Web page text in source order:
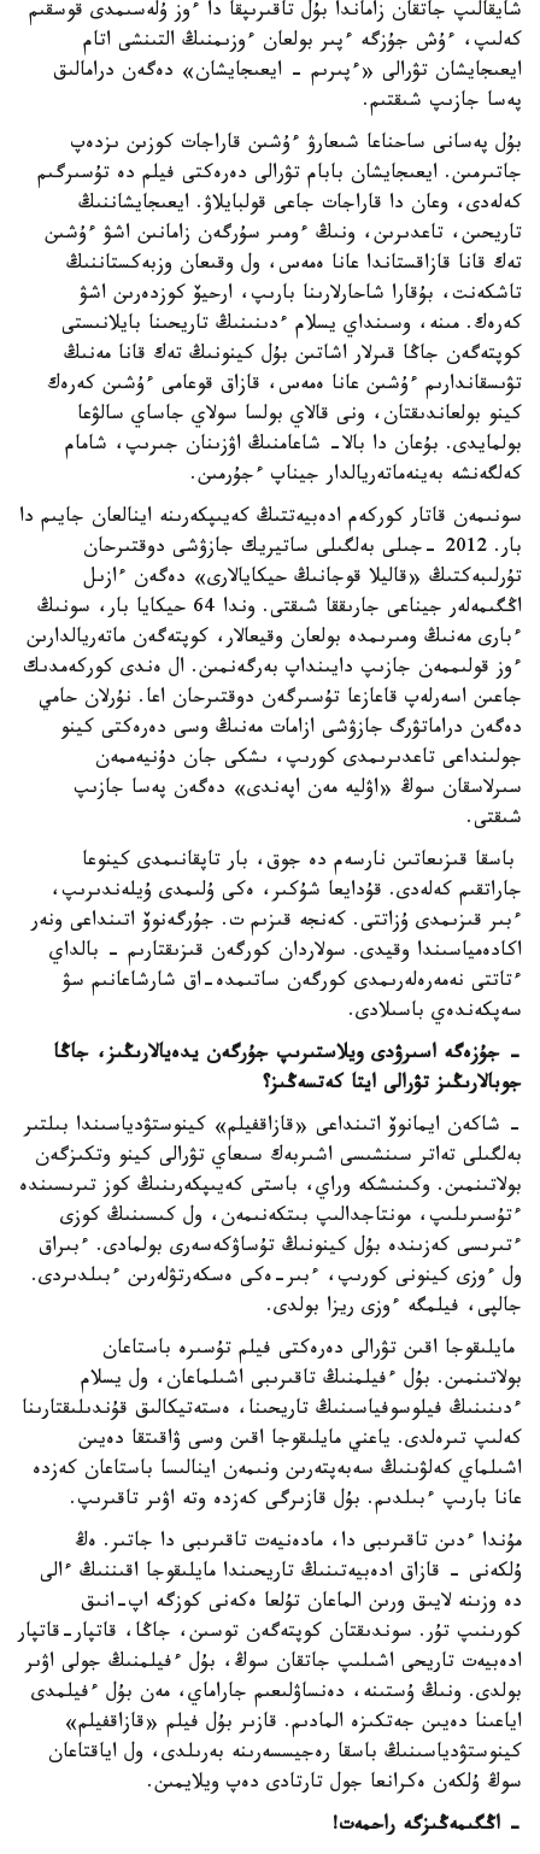
شايقالىپ جاتقان زاماندا بۇل تاقىرىپقا دا ءوز ۇلەسىمدى قوسقىم
كەلىپ، ءۇش جۇزگە ءپىر بولعان ءوزىمنىڭ التىنشى اتام
ايعىجايشان تۋرالى «ءپىرىم - ايعىجايشان» دەگەن درامالىق
پەسا جازىپ شىقتىم.
بۇل پەسانى ساحناعا شىعارۋ ءۇشىن قاراجات كوزىن ىزدەپ
جاتىرمىن. ايعىجايشان بابام تۋرالى دەرەكتى فيلم دە تۇسىرگىم
كەلەدى، وعان دا قاراجات جاعى قولبايلاۋ. ايعىجايشاننىڭ
تاريحىن، تاعدىرىن، ونىڭ ءومىر سۇرگەن زامانىن اشۋ ءۇشىن
تەك قانا قازاقستاندا عانا ەمەس، ول وقىعان وزبەكستاننىڭ
تاشكەنت، بۇقارا شاحارلارىنا بارىپ، ارحيۆ كوزدەرىن اشۋ
كەرەك. مىنە، وسىنداي يسلام ءدىنىنىڭ تاريحىنا بايلانىستى
كوپتەگەن جاڭا قىرلار اشاتىن بۇل كينونىڭ تەك قانا مەنىڭ
تۋىسقاندارىم ءۇشىن عانا ەمەس، قازاق قوعامى ءۇشىن كەرەك
كينو بولعاندىقتان، ونى قالاي بولسا سولاي جاساي سالۋعا
بولمايدى. بۇعان دا بالا- شاعامنىڭ اۋزىنان جىرىپ، شامام
كەلگەنشە بەينەماتەريالدار جيناپ ءجۇرمىن.
سونىمەن قاتار كوركەم ادەبيەتتىڭ كەيىپكەرىنە اينالعان جايىم دا
بار. 2012 -جىلى بەلگىلى ساتيريك جازۋشى دوقتىرحان
تۇرلىبەكتىڭ «قاليلا قوجانىڭ حيكايالارى» دەگەن ءازىل
اڭگىمەلەر جيناعى جارىققا شىقتى. وندا 64 حيكايا بار، سونىڭ
ءبارى مەنىڭ ومىرىمدە بولعان وقيعالار، كوپتەگەن ماتەريالدارىن
ءوز قولىممەن جازىپ دايىنداپ بەرگەنمىن. ال ەندى كوركەمدىك
جاعىن اسەرلەپ قاعازعا تۇسىرگەن دوقتىرحان اعا. نۇرلان حامي
دەگەن دراماتۋرگ جازۋشى ازامات مەنىڭ وسى دەرەكتى كينو
جولىنداعى تاعدىرىمدى كورىپ، ىشكى جان دۇنيەممەن
سىرلاسقان سوڭ «اۋليە مەن اپەندى» دەگەن پەسا جازىپ
شىقتى.
باسقا قىزىعاتىن نارسەم دە جوق، بار تاپقانىمدى كينوعا
جاراتقىم كەلەدى. قۇدايعا شۇكىر، ەكى ۇلىمدى ۇيلەندىرىپ،
ءبىر قىزىمدى ۇزاتتى. كەنجە قىزىم ت. جۇرگەنوۆ اتىنداعى ونەر
اكادەمياسىندا وقيدى. سولاردان كورگەن قىزىقتارىم - بالداي
ءتاتتى نەمەرەلەرىمدى كورگەن ساتىمدە-اق شارشاعانىم سۋ
سەپكەندەي باسىلادى.
- جۇزەگە اسىرۋدى ويلاستىرىپ جۇرگەن يدەيالارىڭىز، جاڭا
جوبالارىڭىز تۋرالى ايتا كەتسەڭىز؟
- شاكەن ايمانوۆ اتىنداعى «قازاقفيلم» كينوستۋدياسىندا بىلتىر
بەلگىلى تەاتر سىنشىسى اشىربەك سىعاي تۋرالى كينو وتكىزگەن
بولاتىنمىن. وكىنىشكە وراي، باستى كەيىپكەرىنىڭ كوز تىرىسىندە
ءتۇسىرىلىپ، مونتاجدالىپ بىتكەنىمەن، ول كىسىنىڭ كوزى
ءتىرىسى كەزىندە بۇل كينونىڭ تۇساۋكەسەرى بولمادى. ءبىراق
ول ءوزى كينونى كورىپ، ءبىر-ەكى ەسكەرتۋلەرىن ءبىلدىردى.
جالپى، فيلمگە ءوزى ريزا بولدى.
مايلىقوجا اقىن تۋرالى دەرەكتى فيلم تۇسىرە باستاعان
بولاتىنمىن. بۇل ءفيلمنىڭ تاقىرىبى اشىلماعان، ول يسلام
ءدىنىنىڭ فيلوسوفياسىنىڭ تاريحىنا، ەستەتيكالىق قۇندىلىقتارىنا
كەلىپ تىرەلدى. ياعني مايلىقوجا اقىن وسى ۋاقىتقا دەيىن
اشىلماي كەلۋىنىڭ سەبەپتەرىن ونىمەن اينالىسا باستاعان كەزدە
عانا بارىپ ءبىلدىم. بۇل قازىرگى كەزدە وتە اۋىر تاقىرىپ.
مۇندا ءدىن تاقىرىبى دا، مادەنيەت تاقىرىبى دا جاتىر. ەڭ
ۇلكەنى - قازاق ادەبيەتىنىڭ تاريحىندا مايلىقوجا اقىننىڭ ءالى
دە وزىنە لايىق ورىن الماعان تۇلعا ەكەنى كوزگە اپ-انىق
كورىنىپ تۇر. سوندىقتان كوپتەگەن توسىن، جاڭا، قاتپار-قاتپار
ادەبيەت تاريحى اشىلىپ جاتقان سوڭ، بۇل ءفيلمنىڭ جولى اۋىر
بولدى. ونىڭ ۇستىنە، دەنساۋلىعىم جاراماي، مەن بۇل ءفيلمدى
اياعىنا دەيىن جەتكىزە المادىم. قازىر بۇل فيلم «قازاقفيلم»
كينوستۋدياسىنىڭ باسقا رەجيسسەرىنە بەرىلدى، ول اياقتاعان
سوڭ ۇلكەن ەكرانعا جول تارتادى دەپ ويلايمىن.
- اڭگىمەڭىزگە راحمەت!